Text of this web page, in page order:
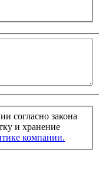
согласно закона
и хранение
компании.